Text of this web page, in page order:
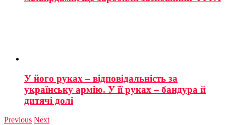
У його руках – відповідальність за
українську армію. У її руках – бандура й
дитячі долі
Previous Next